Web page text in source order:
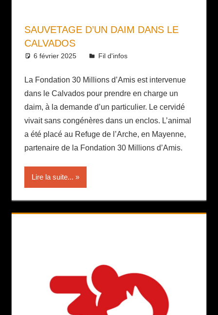
SAUVETAGE D’UN DAIM DANS LE
CALVADOS
6 février 2025 Daniel
Fil d'infos
La Fondation 30 Millions d’Amis est intervenue
dans le Calvados pour prendre en charge un
daim, à la demande d’un particulier. Le cervidé
vivait sans congénères dans un enclos. L’animal
a été placé au Refuge de l’Arche, en Mayenne,
partenaire de la Fondation 30 Millions d’Amis.
Lire la suite...